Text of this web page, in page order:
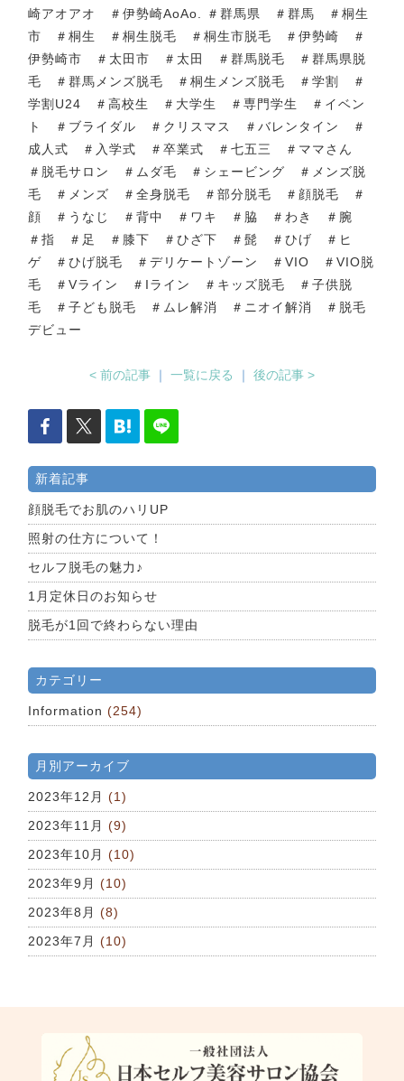
崎アオアオ ＃伊勢崎AoAo. ＃群馬県 ＃群馬 ＃桐生
市 ＃桐生 ＃桐生脱毛 ＃桐生市脱毛 ＃伊勢崎 ＃
伊勢崎市 ＃太田市 ＃太田 ＃群馬脱毛 ＃群馬県脱
毛 ＃群馬メンズ脱毛 ＃桐生メンズ脱毛 ＃学割 ＃
学割U24 ＃高校生 ＃大学生 ＃専門学生 ＃イベン
ト ＃ブライダル ＃クリスマス ＃バレンタイン ＃
成人式 ＃入学式 ＃卒業式 ＃七五三 ＃ママさん
＃脱毛サロン ＃ムダ毛 ＃シェービング ＃メンズ脱
毛 ＃メンズ ＃全身脱毛 ＃部分脱毛 ＃顔脱毛 ＃
顔 ＃うなじ ＃背中 ＃ワキ ＃脇 ＃わき ＃腕
＃指 ＃足 ＃膝下 ＃ひざ下 ＃髭 ＃ひげ ＃ヒ
ゲ ＃ひげ脱毛 ＃デリケートゾーン ＃VIO ＃VIO脱
毛 ＃Vライン ＃Iライン ＃キッズ脱毛 ＃子供脱
毛 ＃子ども脱毛 ＃ムレ解消 ＃ニオイ解消 ＃脱毛
デビュー
< 前の記事 ｜ 一覧に戻る ｜ 後の記事 >
新着記事
顔脱毛でお肌のハリUP
照射の仕方について！
セルフ脱毛の魅力♪
1月定休日のお知らせ
脱毛が1回で終わらない理由
カテゴリー
Information (254)
月別アーカイブ
2023年12月 (1)
2023年11月 (9)
2023年10月 (10)
2023年9月 (10)
2023年8月 (8)
2023年7月 (10)